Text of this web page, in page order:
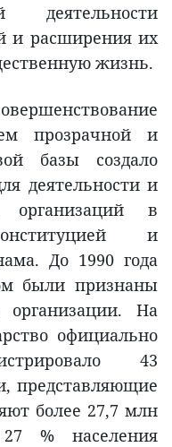
деятельности
и расширения их
жизнь.
прозрачной и
базы создало
деятельности и
организаций в
и
До 1990 года
были признаны
На
официально
43
представляющие
более 27,7 млн
27 % населения